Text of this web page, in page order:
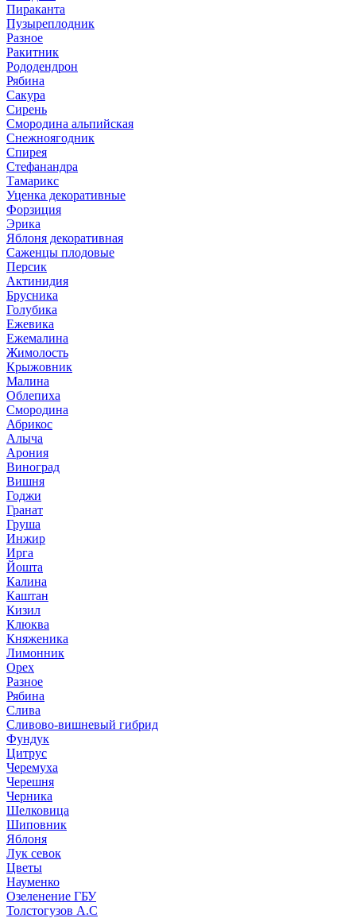
Пираканта
Пузыреплодник
Разное
Ракитник
Рододендрон
Рябина
Сакура
Сирень
Смородина альпийская
Снежноягодник
Спирея
Стефанандра
Тамарикс
Уценка декоративные
Форзиция
Эрика
Яблоня декоративная
Саженцы плодовые
Персик
Актинидия
Брусника
Голубика
Ежевика
Ежемалина
Жимолость
Крыжовник
Малина
Облепиха
Смородина
Абрикос
Алыча
Арония
Виноград
Вишня
Годжи
Гранат
Груша
Инжир
Ирга
Йошта
Калина
Каштан
Кизил
Клюква
Княженика
Лимонник
Орех
Разное
Рябина
Слива
Сливово-вишневый гибрид
Фундук
Цитрус
Черемуха
Черешня
Черника
Шелковица
Шиповник
Яблоня
Лук севок
Цветы
Науменко
Озеленение ГБУ
Толстогузов А.С